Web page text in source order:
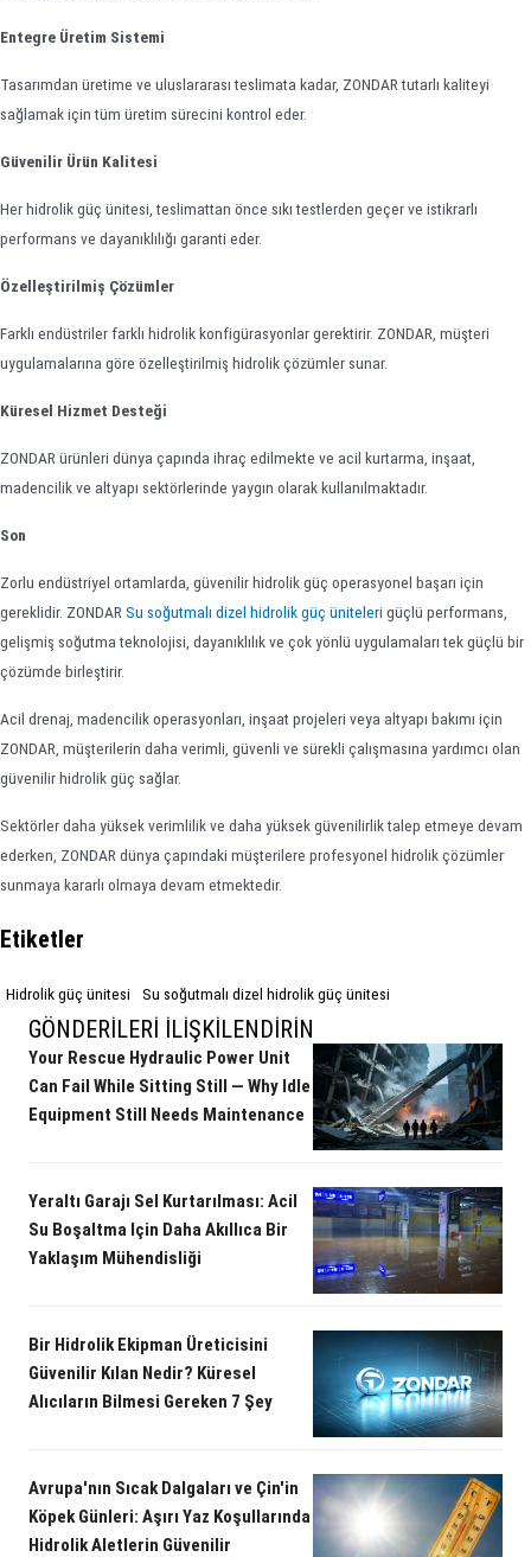
Entegre Üretim Sistemi
Tasarımdan üretime ve uluslararası teslimata kadar, ZONDAR tutarlı kaliteyi
sağlamak için tüm üretim sürecini kontrol eder.
Güvenilir Ürün Kalitesi
Her hidrolik güç ünitesi, teslimattan önce sıkı testlerden geçer ve istikrarlı
performans ve dayanıklılığı garanti eder.
Özelleştirilmiş Çözümler
Farklı endüstriler farklı hidrolik konfigürasyonlar gerektirir. ZONDAR, müşteri
uygulamalarına göre özelleştirilmiş hidrolik çözümler sunar.
Küresel Hizmet Desteği
ZONDAR ürünleri dünya çapında ihraç edilmekte ve acil kurtarma, inşaat,
madencilik ve altyapı sektörlerinde yaygın olarak kullanılmaktadır.
Son
Zorlu endüstriyel ortamlarda, güvenilir hidrolik güç operasyonel başarı için
gereklidir. ZONDAR Su soğutmalı dizel hidrolik güç ünitelerigüçlü performans,
gelişmiş soğutma teknolojisi, dayanıklılık ve çok yönlü uygulamaları tek güçlü bir
çözümde birleştirir.
Acil drenaj, madencilik operasyonları, inşaat projeleri veya altyapı bakımı için
ZONDAR, müşterilerin daha verimli, güvenli ve sürekli çalışmasına yardımcı olan
güvenilir hidrolik güç sağlar.
Sektörler daha yüksek verimlilik ve daha yüksek güvenilirlik talep etmeye devam
ederken, ZONDAR dünya çapındaki müşterilere profesyonel hidrolik çözümler
sunmaya kararlı olmaya devam etmektedir.
Etiketler
Hidrolik güç ünitesi Su soğutmalı dizel hidrolik güç ünitesi
GÖNDERILERI İLIŞKILENDIRIN
Your Rescue Hydraulic Power Unit
Can Fail While Sitting Still — Why Idle
Equipment Still Needs Maintenance
Yeraltı Garajı Sel Kurtarılması: Acil
Su Boşaltma Için Daha Akıllıca Bir
Yaklaşım Mühendisliği
Bir Hidrolik Ekipman Üreticisini
Güvenilir Kılan Nedir? Küresel
Alıcıların Bilmesi Gereken 7 Şey
Avrupa'nın Sıcak Dalgaları ve Çin'in
Köpek Günleri: Aşırı Yaz Koşullarında
Hidrolik Aletlerin Güvenilir